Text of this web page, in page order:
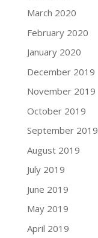
March 2020
February 2020
January 2020
December 2019
November 2019
October 2019
September 2019
August 2019
July 2019
June 2019
May 2019
April 2019